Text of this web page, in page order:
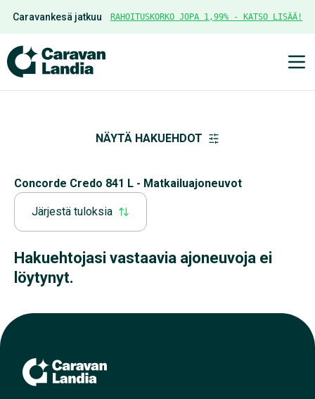
Caravankesä jatkuu RAHOITUSKORKO JOPA 1,99% - KATSO LISÄÄ!
NÄYTÄ HAKUEHDOT
Concorde Credo 841 L - Matkailuajoneuvot
Järjestä tuloksia
Hakuehtojasi vastaavia ajoneuvoja ei
löytynyt.